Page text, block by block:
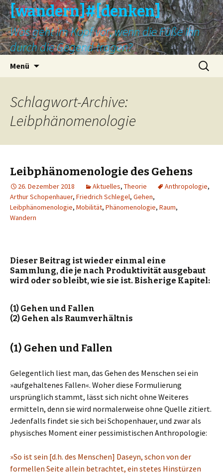
[wandern]#[denken]
Was geht im Kopf vor, wenn die Füße ihn
durch die Gegend tragen?
Menü
Suche
nach:
Schlagwort-Archive:
Leibphänomenologie
Leibphänomenologie des Gehens
26. Dezember 2018 Aktuelles, Theorie Anthropologie,
Arthur Schopenhauer, Friedrich Schlegel, Gehen,
Leibphänomenologie, Mobilität, Phänomenologie, Raum,
Wandern
Dieser Beitrag ist wieder einmal eine
Sammlung, die je nach Produktivität ausgebaut
wird oder so bleibt, wie sie ist. Bisherige Kapitel:
(1) Gehen und Fallen
(2) Gehen als Raumverhältnis
(1) Gehen und Fallen
Gelegentlich liest man, das Gehen des Menschen sei ein
»aufgehaltenes Fallen«. Woher diese Formulierung
ursprünglich stammt, lässt sich nicht ohne Weiteres
ermitteln, denn sie wird normalerweise ohne Quelle zitiert.
Jedenfalls findet sie sich bei Schopenhauer, und zwar als
physisches Moment einer pessimistischen Anthropologie:
»So ist sein [d.h. des Menschen] Daseyn, schon von der
formellen Seite allein betrachtet, ein stetes Hinstürzen